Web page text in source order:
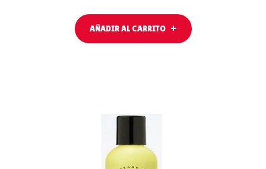
AÑADIR AL CARRITO